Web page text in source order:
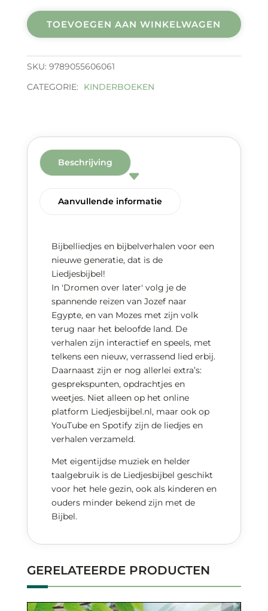
over
later
aantal
TOEVOEGEN AAN WINKELWAGEN
SKU: 9789055606061
CATEGORIE:
KINDERBOEKEN
Beschrijving
Aanvullende informatie
Bijbelliedjes en bijbelverhalen voor een
nieuwe generatie, dat is de
Liedjesbijbel!
In 'Dromen over later' volg je de
spannende reizen van Jozef naar
Egypte, en van Mozes met zijn volk
terug naar het beloofde land. De
verhalen zijn interactief en speels, met
telkens een nieuw, verrassend lied erbij.
Daarnaast zijn er nog allerlei extra’s:
gesprekspunten, opdrachtjes en
weetjes. Niet alleen op het online
platform Liedjesbijbel.nl, maar ook op
YouTube en Spotify zijn de liedjes en
verhalen verzameld.
Met eigentijdse muziek en helder
taalgebruik is de Liedjesbijbel geschikt
voor het hele gezin, ook als kinderen en
ouders minder bekend zijn met de
Bijbel.
GERELATEERDE PRODUCTEN